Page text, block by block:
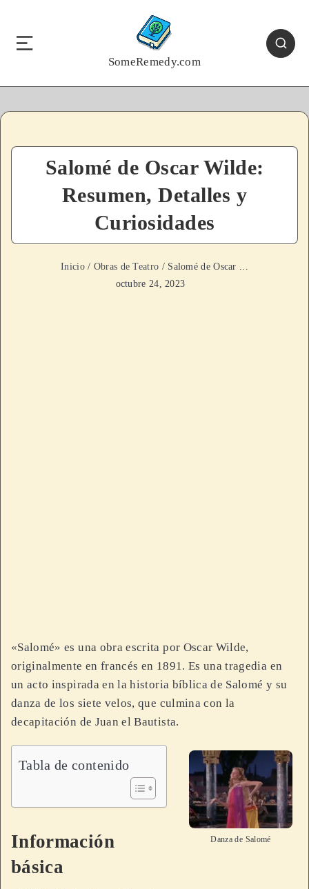
SomeRemedy.com
Salomé de Oscar Wilde:
Resumen, Detalles y
Curiosidades
Inicio/ Obras de Teatro / Salomé de Oscar ...
octubre 24, 2023
«Salomé» es una obra escrita por Oscar Wilde,
originalmente en francés en 1891. Es una tragedia en
un acto inspirada en la historia bíblica de Salomé y su
danza de los siete velos, que culmina con la
decapitación de Juan el Bautista.
Danza de Salomé
Tabla de contenido
Información
básica